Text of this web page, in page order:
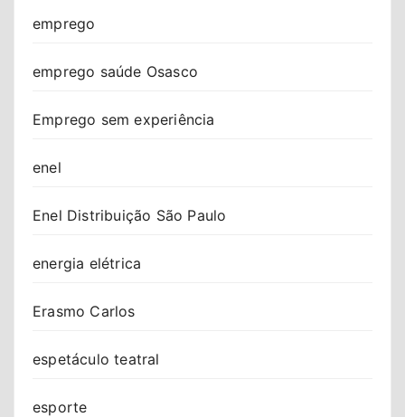
emprego
emprego saúde Osasco
Emprego sem experiência
enel
Enel Distribuição São Paulo
energia elétrica
Erasmo Carlos
espetáculo teatral
esporte